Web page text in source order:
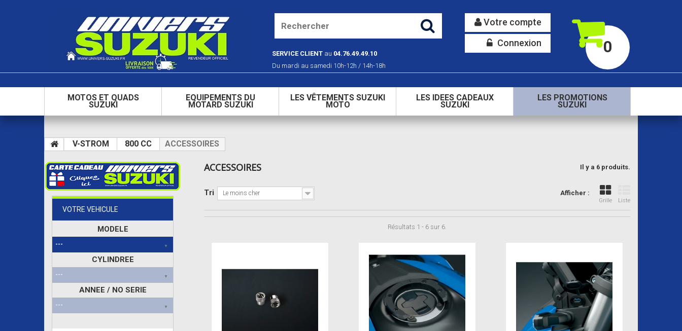
0
Votre compte
Connexion
SERVICE CLIENT au 04.76.49.49.10
Du mardi au samedi 10h-12h / 14h-18h
MOTOS ET QUADS
SUZUKI
EQUIPEMENTS DU
MOTARD SUZUKI
LES VÊTEMENTS SUZUKI
MOTO
LES IDEES CADEAUX
SUZUKI
LES PROMOTIONS
SUZUKI
V-STROM 800 CC ACCESSOIRES
VOTRE VEHICULE
MODELE
CYLINDREE
ANNEE / NO SERIE
ACCESSOIRES Il y a 6 produits.
Afficher :
Grille Liste
Tri Le moins cher
Résultats 1 - 6 sur 6.